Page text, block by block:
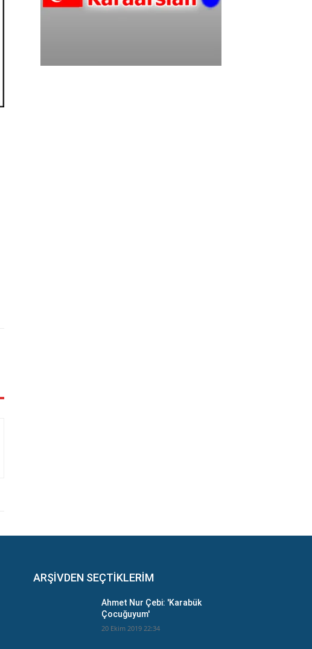
ARŞİVDEN SEÇTİKLERİM
Ahmet Nur Çebi: 'Karabük
Çocuğuyum'
20 Ekim 2019 22:34